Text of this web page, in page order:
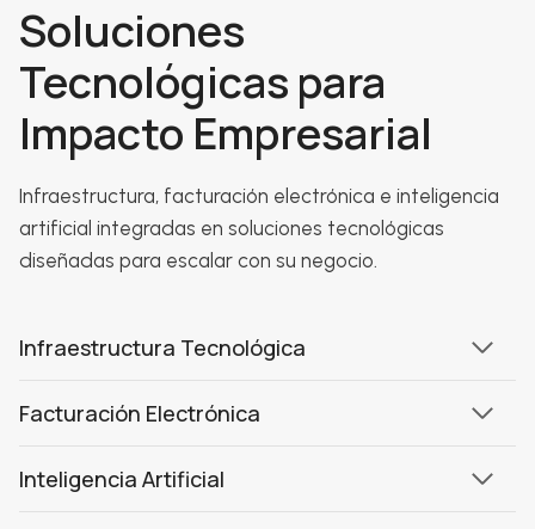
Soluciones
Tecnológicas para
Impacto Empresarial
Infraestructura, facturación electrónica e inteligencia
artificial integradas en soluciones tecnológicas
diseñadas para escalar con su negocio.
Infraestructura Tecnológica
Facturación Electrónica
Inteligencia Artificial